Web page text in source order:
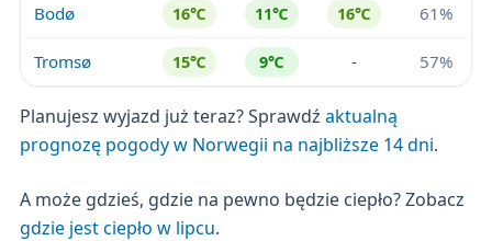
Bodø 16℃ 11℃ 16℃ 61%
Tromsø 15℃ 9℃ - 57%
Planujesz wyjazd już teraz? Sprawdź aktualną
prognozę pogody w Norwegii na najbliższe 14 dni.
A może gdzieś, gdzie na pewno będzie ciepło? Zobacz
gdzie jest ciepło w lipcu.